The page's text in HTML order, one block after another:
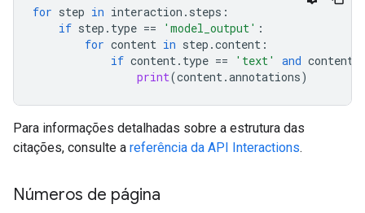
for step in interaction . steps :
if step . type == 'model_output' :
for content in step .content :
if content. type == 'text' and content
print(content.annotations)
Para informações detalhadas sobre a estrutura das
citações, consulte a referência da API Interactions.
Números de página